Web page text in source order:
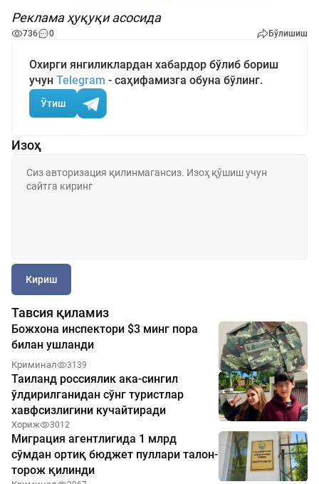
Реклама ҳуқуқи асосида
736 0 Бўлишиш
Охирги янгиликлардан хабардор бўлиб бориш
учун Telegram - саҳифамизга обуна бўлинг.
Ўтиш
Изоҳ
Кириш
Тавсия қиламиз
Божхона инспектори $3 минг пора
билан ушланди
Криминал 3139
Таиланд россиялик ака-сингил
ўлдирилганидан сўнг туристлар
хавфсизлигини кучайтиради
Хориж 3012
Миграция агентлигида 1 млрд
сўмдан ортиқ бюджет пуллари талон-
торож қилинди